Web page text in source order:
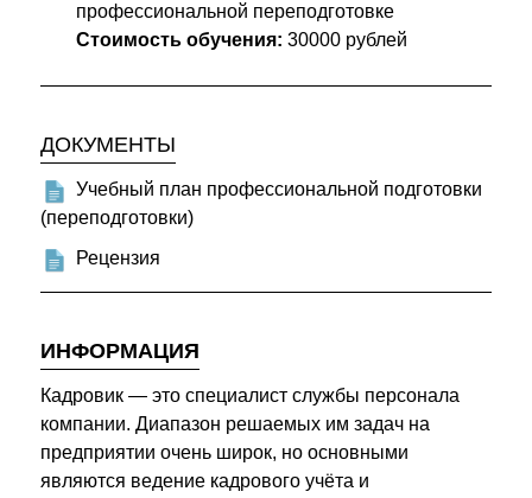
профессиональной переподготовке
Стоимость обучения: 30000 рублей
ДОКУМЕНТЫ
Учебный план профессиональной подготовки
(переподготовки)
Рецензия
ИНФОРМАЦИЯ
Кадровик — это специалист службы персонала
компании. Диапазон решаемых им задач на
предприятии очень широк, но основными
являются ведение кадрового учёта и